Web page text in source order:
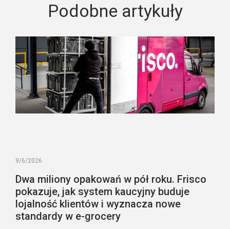
Podobne artykuły
9/6/2026
Dwa miliony opakowań w pół roku. Frisco
pokazuje, jak system kaucyjny buduje
lojalność klientów i wyznacza nowe
standardy w e-grocery